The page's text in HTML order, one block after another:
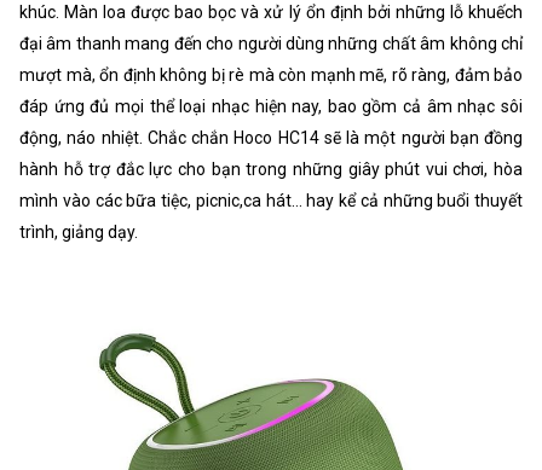
khúc. Màn loa được bao bọc và xử lý ổn định bởi những lỗ khuếch
đại âm thanh mang đến cho người dùng những chất âm không chỉ
mượt mà, ổn định không bị rè mà còn mạnh mẽ, rõ ràng, đảm bảo
đáp ứng đủ mọi thể loại nhạc hiện nay, bao gồm cả âm nhạc sôi
động, náo nhiệt. Chắc chắn Hoco HC14 sẽ là một người bạn đồng
hành hỗ trợ đắc lực cho bạn trong những giây phút vui chơi, hòa
mình vào các bữa tiệc, picnic,ca hát… hay kể cả những buổi thuyết
trình, giảng dạy.